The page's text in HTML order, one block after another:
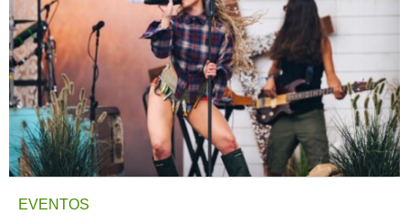
EVENTOS